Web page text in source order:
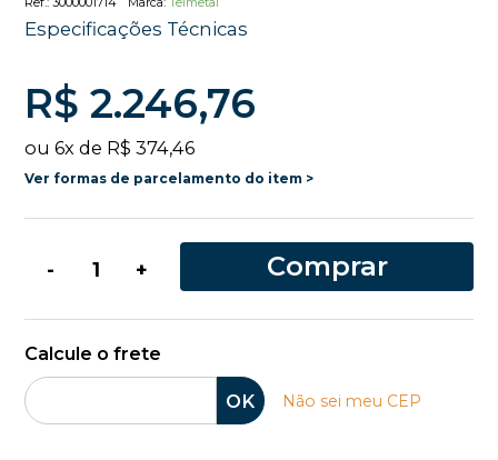
Especificações Técnicas
R$ 2.246,76
ou 6x de R$ 374,46
Ver formas de parcelamento do item >
- + Comprar
Calcule o frete
OK Não sei meu CEP